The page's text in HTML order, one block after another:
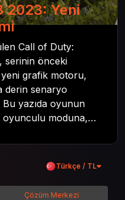
2023: Yeni
Call of Duty:
serinin önceki
yeni grafik motoru,
derin senaryo
Bu yazıda oyunun
oyunculu moduna,
Tüm
evreninin
hediye kartı
da bahsedilecektir.
Türkçe / TL
Çözüm Merkezi